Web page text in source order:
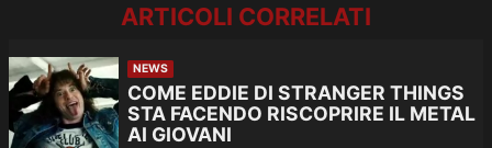
ARTICOLI CORRELATI
NEWS
COME EDDIE DI STRANGER THINGS
STA FACENDO RISCOPRIRE IL METAL
AI GIOVANI